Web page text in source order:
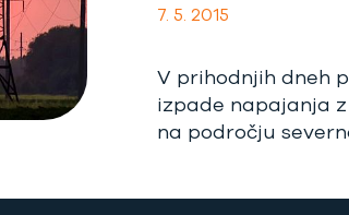
7. 5. 2015
V prihodnjih dneh
izpade napajanja
na področju